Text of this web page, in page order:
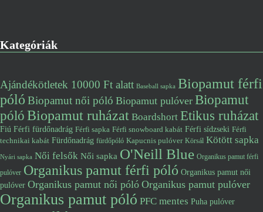
Kategóriák
Ajándékötletek 10000 Ft alatt Baseball sapka Biopamut férfi
póló Biopamut női póló Biopamut pulóver Biopamut
pólóBiopamut ruházat Boardshort Etikus ruházat
Fiú Férfi fürdőnadrág Férfi sapka Férfi snowboard kabát Férfi sídzseki Férfi
technikai kabát Fürdőnadrág fürdőpóló Kapucnis pulóver Körsál Kötött sapka
Nyári sapka Női felsők Női sapka O'Neill Blue Organikus pamut férfi
pulóver Organikus pamut férfi póló Organikus pamut női
pulóver Organikus pamut női póló Organikus pamut pulóver
Organikus pamut póló PFC mentes Puha pulóver